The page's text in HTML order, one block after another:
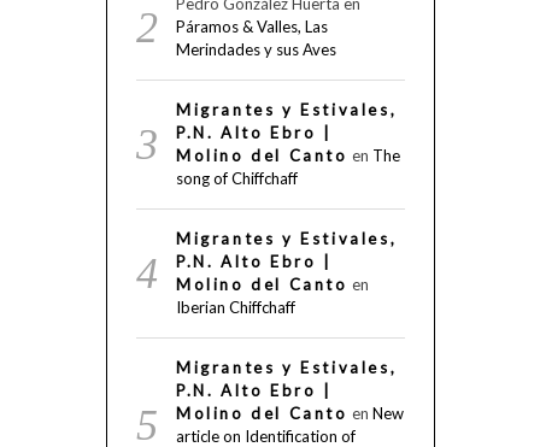
Páramos & Valles, Las
Merindades y sus Aves
Migrantes y Estivales,
P.N. Alto Ebro |
Molino del Canto en The
song of Chiffchaff
Migrantes y Estivales,
P.N. Alto Ebro |
Molino del Canto en
Iberian Chiffchaff
Migrantes y Estivales,
P.N. Alto Ebro |
Molino del Canto en New
article on Identification of